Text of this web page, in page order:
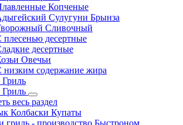
Копченые
Сулугуни Брынза
Сливочный
плесенью десертные
десертные
Овечьи
низким содержание жира
весь раздел
Колбаски Купаты
гриль - производство Быстроном